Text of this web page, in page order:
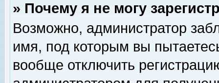
» Почему я не могу
Возможно, администратор
имя, под которым вы
вообще отключить